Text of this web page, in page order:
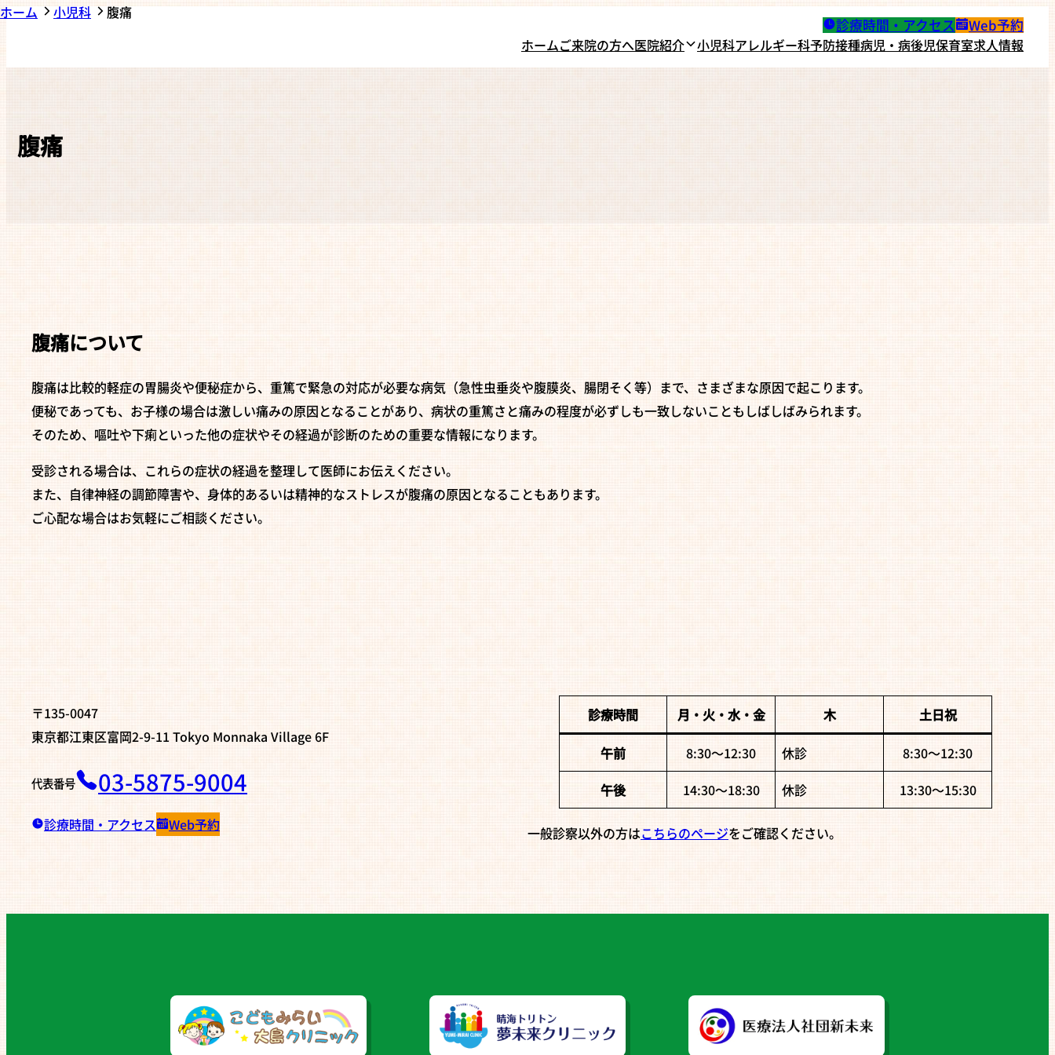
診療時間・アクセス
Web予約
ホームご来院の方へ医院紹介 小児科アレルギー科予防接種病児・病後児保育室求人情報
腹痛
ホーム 小児科 腹痛
腹痛について
腹痛は比較的軽症の胃腸炎や便秘症から、重篤で緊急の対応が必要な病気（急性虫垂炎や腹膜炎、腸閉そく等）まで、さまざまな原因で起こります。
便秘であっても、お子様の場合は激しい痛みの原因となることがあり、病状の重篤さと痛みの程度が必ずしも一致しないこともしばしばみられます。
そのため、嘔吐や下痢といった他の症状やその経過が診断のための重要な情報になります。
受診される場合は、これらの症状の経過を整理して医師にお伝えください。
また、自律神経の調節障害や、身体的あるいは精神的なストレスが腹痛の原因となることもあります。
ご心配な場合はお気軽にご相談ください。
〒135-0047
東京都江東区富岡2-9-11 Tokyo Monnaka Village 6F
代表番号 03-5875-9004
診療時間・アクセス Web予約
診療時間 月・火・水・金 木 土日祝
午前 8:30〜12:30 休診
8:30〜12:30
午後
14:30〜18:30 休診 13:30〜15:30
一般診察以外の方はこちらのページをご確認ください。